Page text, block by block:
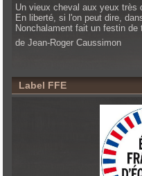
Un vieux cheval aux yeux très
En liberté, si l'on peut dire,
Nonchalament fait un festin de
de Jean-Roger Caussimon
Label FFE